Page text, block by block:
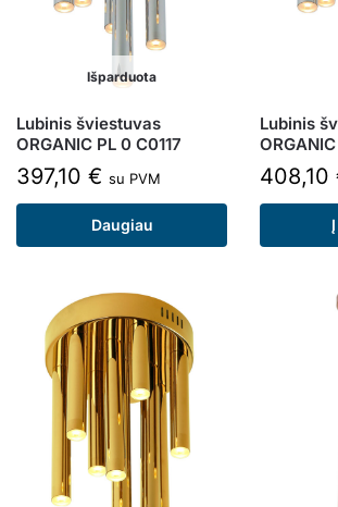
Išparduota
Lubinis šviestuvas
ORGANIC PL 0 C0117
397,10 € su PVM
Daugiau
Lubinis
408,10